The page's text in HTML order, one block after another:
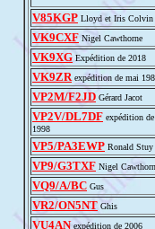
V85KGP Lloyd et Iris Colvin
VK9CXFNigel Cawthorne
VK9XG Expédition de 2018
VK9ZR expédition de mai
VP2M/F2JD Gérard Jacot
VP2V/DL7DF expédition de
1998
VP5/PA3EWP Ronald Stuy
VP9/G3TXF Nigel
VQ9/A/BC Gus
VR2/ON5NT Ghis
VU4AN expédition de 2006